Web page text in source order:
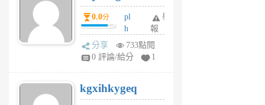
月
前
月
前
0.0分
pl
h
wi
w
6
個
舉
報
分享
733點閱
0 評論/給分
1
kgxihkygeq